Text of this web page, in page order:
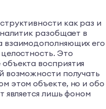
как раз и
разобщает в
взаимодополняющих его
Это
восприятия
возможности получать
этом объекте, но и обо
является лишь фоном